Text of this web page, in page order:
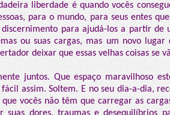
liberdade é quando vocês
para o mundo, para seus entes
para ajudá-los a partir de
ou suas cargas, mas um novo lugar
deixar que essas velhas coisas se
juntos. Que espaço maravilhoso
assim. Soltem. E no seu dia-a-dia,
vocês não têm que carregar as